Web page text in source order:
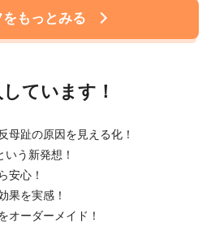
もっとみる
ています！
母趾の原因を見える化！
う新発想！
安心！
果を実感！
オーダーメイド！